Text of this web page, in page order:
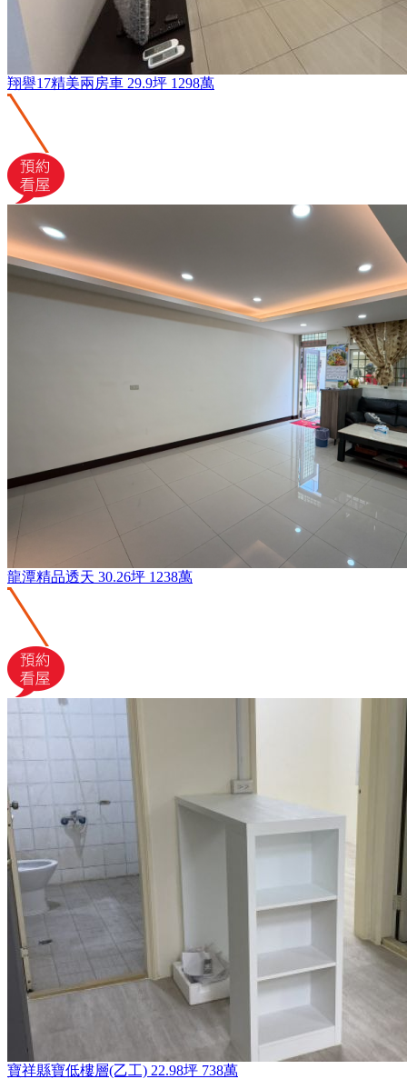
翔譽17精美兩房車 29.9坪 1298萬
龍潭精品透天 30.26坪 1238萬
寶祥縣寶低樓層(乙工) 22.98坪 738萬